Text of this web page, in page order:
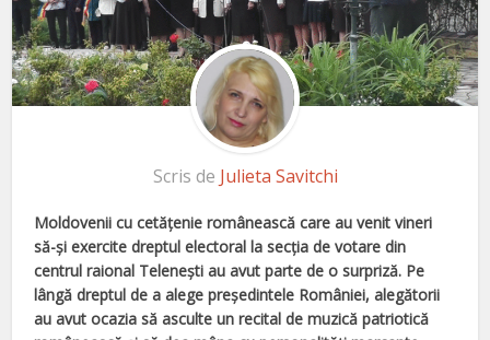
Scris de Julieta Savitchi
Moldovenii cu cetăţenie românească care au venit vineri
să-şi exercite dreptul electoral la secţia de votare din
centrul raional Teleneşti au avut parte de o surpriză. Pe
lângă dreptul de a alege preşedintele României, alegătorii
au avut ocazia să asculte un recital de muzică patriotică